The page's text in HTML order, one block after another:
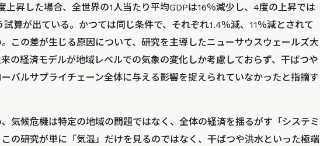
上昇した場合、全世界の1人当たり平均GDPは16％減少し、4度の上昇では
算が出ている。かつては同じ条件で、それぞれ1.4％減、11％減とされて
この差が生じる原因について、研究を主導したニューサウスウェールズ大
の経済モデルが地域レベルでの気象の変化しか考慮しておらず、干ばつや
バルサプライチェーン全体に与える影響を捉えられていなかったと指摘す
気候危機は特定の地域の問題ではなく、全体の経済を揺るがす「システミ
の研究が単に「気温」だけを見るのではなく、干ばつや洪水といった極端